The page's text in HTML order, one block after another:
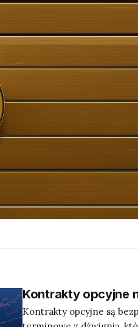
Kontrakty opcyjne
Kontrakty opcyjne są